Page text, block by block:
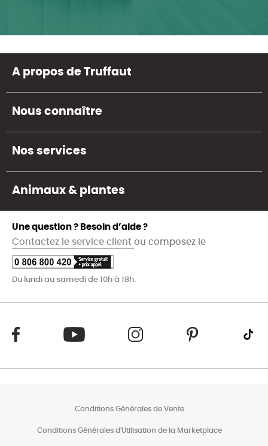
A propos de Truffaut
Nous connaître
Nos services
Animaux & plantes
Une question ? Besoin d’aide ?
Contactez le service client ou composez le
Du lundi au samedi de 10h à 18h.
Conditions Générales de Vente
Conditions Générales d'Utilisation de la Marketplace